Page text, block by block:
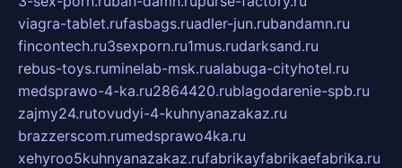
viagra-tablet.rufasbags.ruadler-jun.rubandamn.ru
fincontech.ru3sexporn.ru1mus.rudarksand.ru
rebus-toys.ruminelab-msk.rualabuga-cityhotel.ru
medsprawo-4-ka.ru2864420.rublagodarenie-spb.ru
zajmy24.rutovudyi-4-kuhnyanazakaz.ru
brazzerscom.rumedsprawo4ka.ru
xehyroo5kuhnyanazakaz.rufabrikayfabrikaefabrika.ru